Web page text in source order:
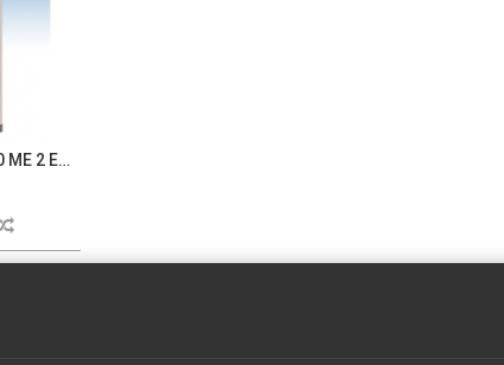
BOILER BL2 HSP300 ΜΕ 2 ΕΝΑΛΛΆΚΤΕΣ 51SO